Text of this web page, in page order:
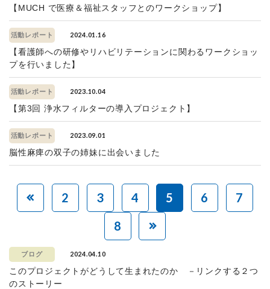
【MUCH で医療＆福祉スタッフとのワークショップ】
活動レポート 2024.01.16
【看護師への研修やリハビリテーションに関わるワークショッ
プを行いました】
活動レポート 2023.10.04
【第3回 浄水フィルターの導入プロジェクト】
活動レポート 2023.09.01
脳性麻痺の双子の姉妹に出会いました
2 3 4 5 6
7
8
ブログ 2024.04.10
このプロジェクトがどうして生まれたのか －リンクする２つ
のストーリー